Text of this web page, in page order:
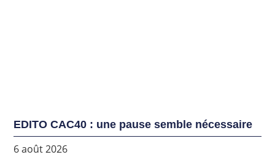
EDITO CAC40 : une pause semble nécessaire
6 août 2026